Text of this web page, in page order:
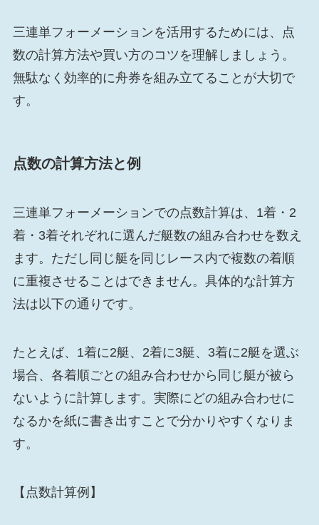
三連単フォーメーションを活用するためには、点
数の計算方法や買い方のコツを理解しましょう。
無駄なく効率的に舟券を組み立てることが大切で
す。
点数の計算方法と例
三連単フォーメーションでの点数計算は、1着・2
着・3着それぞれに選んだ艇数の組み合わせを数え
ます。ただし同じ艇を同じレース内で複数の着順
に重複させることはできません。具体的な計算方
法は以下の通りです。
たとえば、1着に2艇、2着に3艇、3着に2艇を選ぶ
場合、各着順ごとの組み合わせから同じ艇が被ら
ないように計算します。実際にどの組み合わせに
なるかを紙に書き出すことで分かりやすくなりま
す。
【点数計算例】